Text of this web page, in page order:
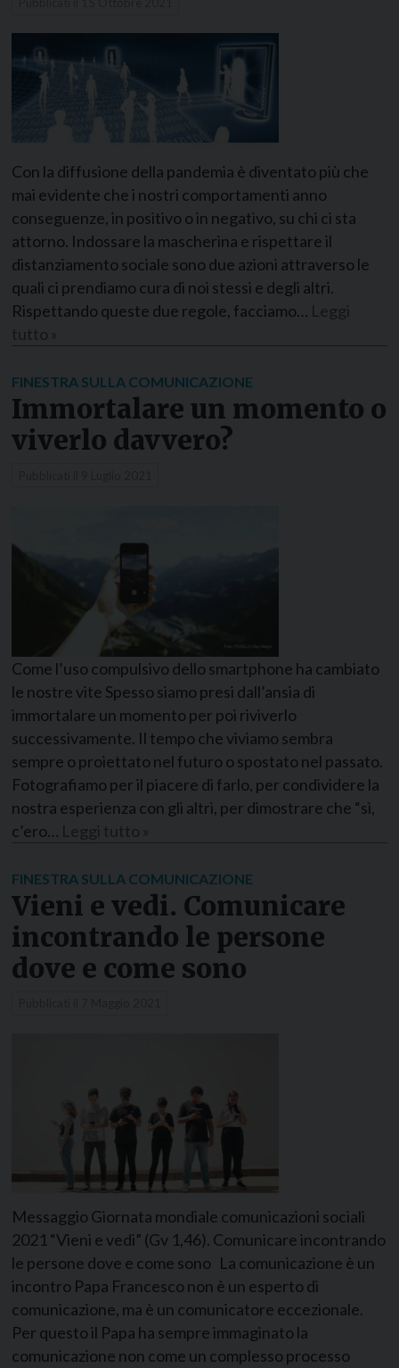
Con la diffusione della pandemia è diventato più che
mai evidente che i nostri comportamenti anno
conseguenze, in positivo o in negativo, su chi ci sta
attorno. Indossare la mascherina e rispettare il
distanziamento sociale sono due azioni attraverso le
quali ci prendiamo cura di noi stessi e degli altri.
Rispettando queste due regole, facciamo…
FINESTRA SULLA COMUNICAZIONE
Immortalare un momento o
viverlo davvero?
Come l’uso compulsivo dello smartphone ha cambiato
le nostre vite Spesso siamo presi dall’ansia di
immortalare un momento per poi riviverlo
successivamente. Il tempo che viviamo sembra
sempre o proiettato nel futuro o spostato nel passato.
Fotografiamo per il piacere di farlo, per condividere la
nostra esperienza con gli altri, per dimostrare che “sì,
c’ero…
FINESTRA SULLA COMUNICAZIONE
Vieni e vedi. Comunicare
incontrando le persone
dove e come sono
Messaggio Giornata mondiale comunicazioni sociali
2021 “Vieni e vedi” (Gv 1,46). Comunicare incontrando
le persone dove e come sono La comunicazione è un
incontro Papa Francesco non è un esperto di
comunicazione, ma è un comunicatore eccezionale.
Per questo il Papa ha sempre immaginato la
comunicazione non come un complesso processo